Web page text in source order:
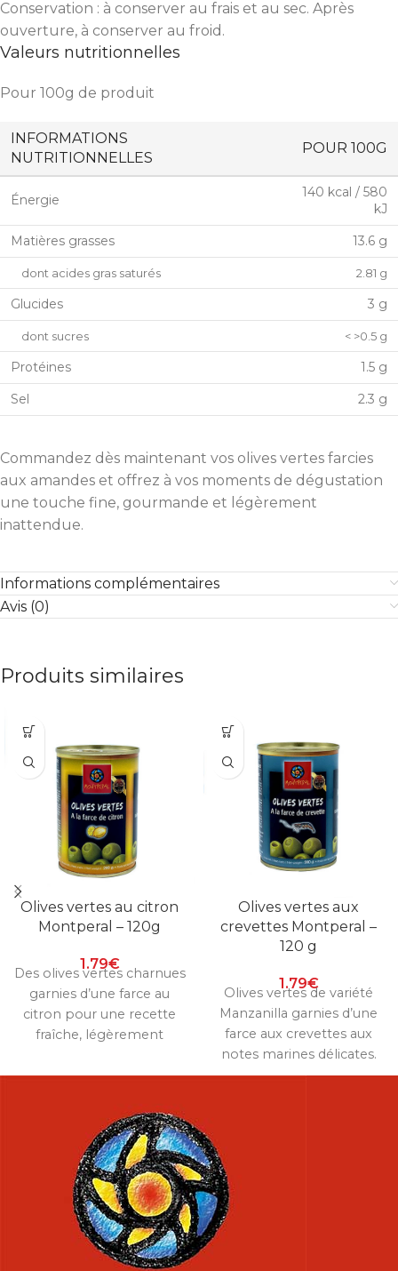
Conservation : à conserver au frais et au sec. Après
ouverture, à conserver au froid.
Valeurs nutritionnelles
Pour 100g de produit
INFORMATIONS
NUTRITIONNELLES
POUR 100G
Énergie
140 kcal / 580
kJ
Matières grasses
13.6 g
dont acides gras saturés 2.81 g
Glucides 3 g
dont sucres < >0.5 g
Protéines
1.5 g
Sel
2.3 g
Commandez dès maintenant vos olives vertes farcies
aux amandes et offrez à vos moments de dégustation
une touche fine, gourmande et légèrement
inattendue.
Informations complémentaires
Avis (0)
Produits similaires
Olives vertes au citron
Montperal – 120g
1.79€
Des olives vertes charnues
garnies d’une farce au
citron pour une recette
fraîche, légèrement
méditerranéenne. Une
équilibrée.
Olives vertes aux
crevettes Montperal –
120 g
1.79€
Olives vertes de variété
Manzanilla garnies d’une
farce aux crevettes aux
notes marines délicates.
Une recette Montperal